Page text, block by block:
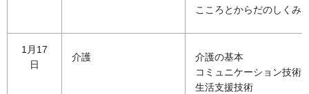
こころとからだのしくみ
1月17
日
介護
介護の基本
コミュニケーション技術
生活支援技術